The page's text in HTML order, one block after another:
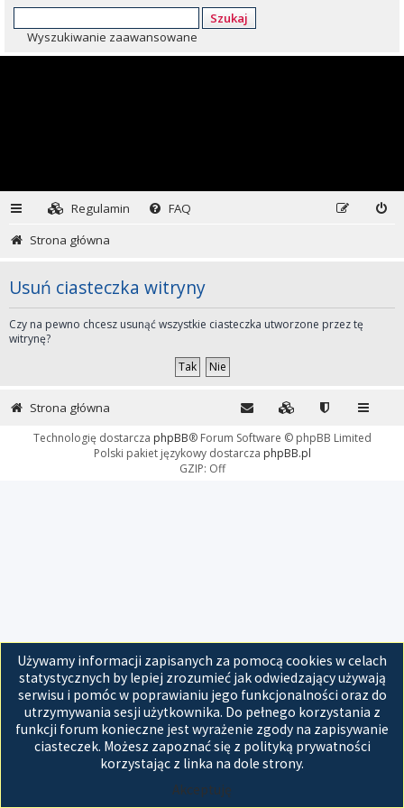
Szukaj
Wyszukiwanie zaawansowane
Regulamin
FAQ
Strona główna
Usuń ciasteczka witryny
Czy na pewno chcesz usunąć wszystkie ciasteczka utworzone przez tę
witrynę?
Używamy informacji zapisanych za pomocą cookies w celach
statystycznych by lepiej zrozumieć jak odwiedzający używają
serwisu i pomóc w poprawianiu jego funkcjonalności oraz do
utrzymywania sesji użytkownika. Do pełnego korzystania z
funkcji forum konieczne jest wyrażenie zgody na zapisywanie
ciasteczek. Możesz zapoznać się z polityką prywatności
korzystając z linka na dole strony.
Akceptuję
Strona główna
Technologię dostarcza phpBB® Forum Software © phpBB Limited
Polski pakiet językowy dostarcza phpBB.pl
GZIP: Off